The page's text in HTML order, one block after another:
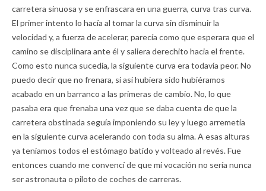
carretera sinuosa y se enfrascara en una guerra, curva tras curva.
El primer intento lo hacía al tomar la curva sin disminuir la
velocidad y, a fuerza de acelerar, parecía como que esperara que el
camino se disciplinara ante él y saliera derechito hacia el frente.
Como esto nunca sucedía, la siguiente curva era todavía peor. No
puedo decir que no frenara, si así hubiera sido hubiéramos
acabado en un barranco a las primeras de cambio. No, lo que
pasaba era que frenaba una vez que se daba cuenta de que la
carretera obstinada seguía imponiendo su ley y luego arremetía
en la siguiente curva acelerando con toda su alma. A esas alturas
ya teníamos todos el estómago batido y volteado al revés. Fue
entonces cuando me convencí de que mi vocación no sería nunca
ser astronauta o piloto de coches de carreras.